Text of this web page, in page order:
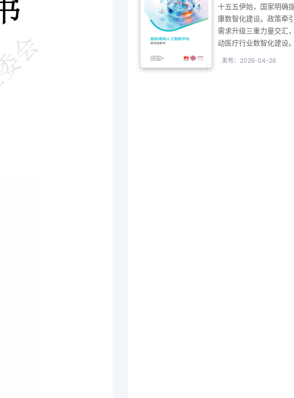
书
十五五伊始，国家明确
康数智化建设。政策牵
需求升级三重力量交汇
动医疗行业数智化建设
发布：2026-04-26